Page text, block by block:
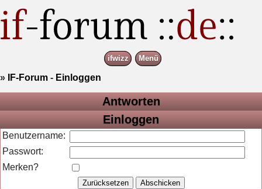
ifwizz Menü
» IF-Forum - Einloggen
Antworten
Einloggen
Benutzername:
Passwort:
Merken?